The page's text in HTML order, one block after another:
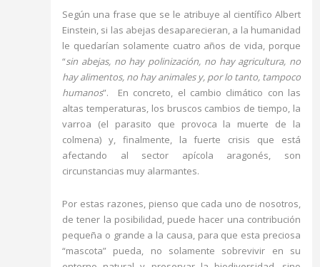
Según una frase que se le atribuye al científico Albert
Einstein, si las abejas desaparecieran, a la humanidad
le quedarían solamente cuatro años de vida, porque
“sin abejas, no hay polinización, no hay agricultura, no
hay alimentos, no hay animales y, por lo tanto, tampoco
humanos”. En concreto, el cambio climático con las
altas temperaturas, los bruscos cambios de tiempo, la
varroa (el parasito que provoca la muerte de la
colmena) y, finalmente, la fuerte crisis que está
afectando al sector apícola aragonés, son
circunstancias muy alarmantes.
Por estas razones, pienso que cada uno de nosotros,
de tener la posibilidad, puede hacer una contribución
pequeña o grande a la causa, para que esta preciosa
“mascota” pueda, no solamente sobrevivir en su